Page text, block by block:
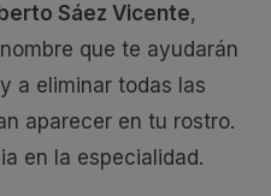
Sáez Vicente,
que te ayudarán
a eliminar todas las
aparecer en tu rostro.
en la especialidad.